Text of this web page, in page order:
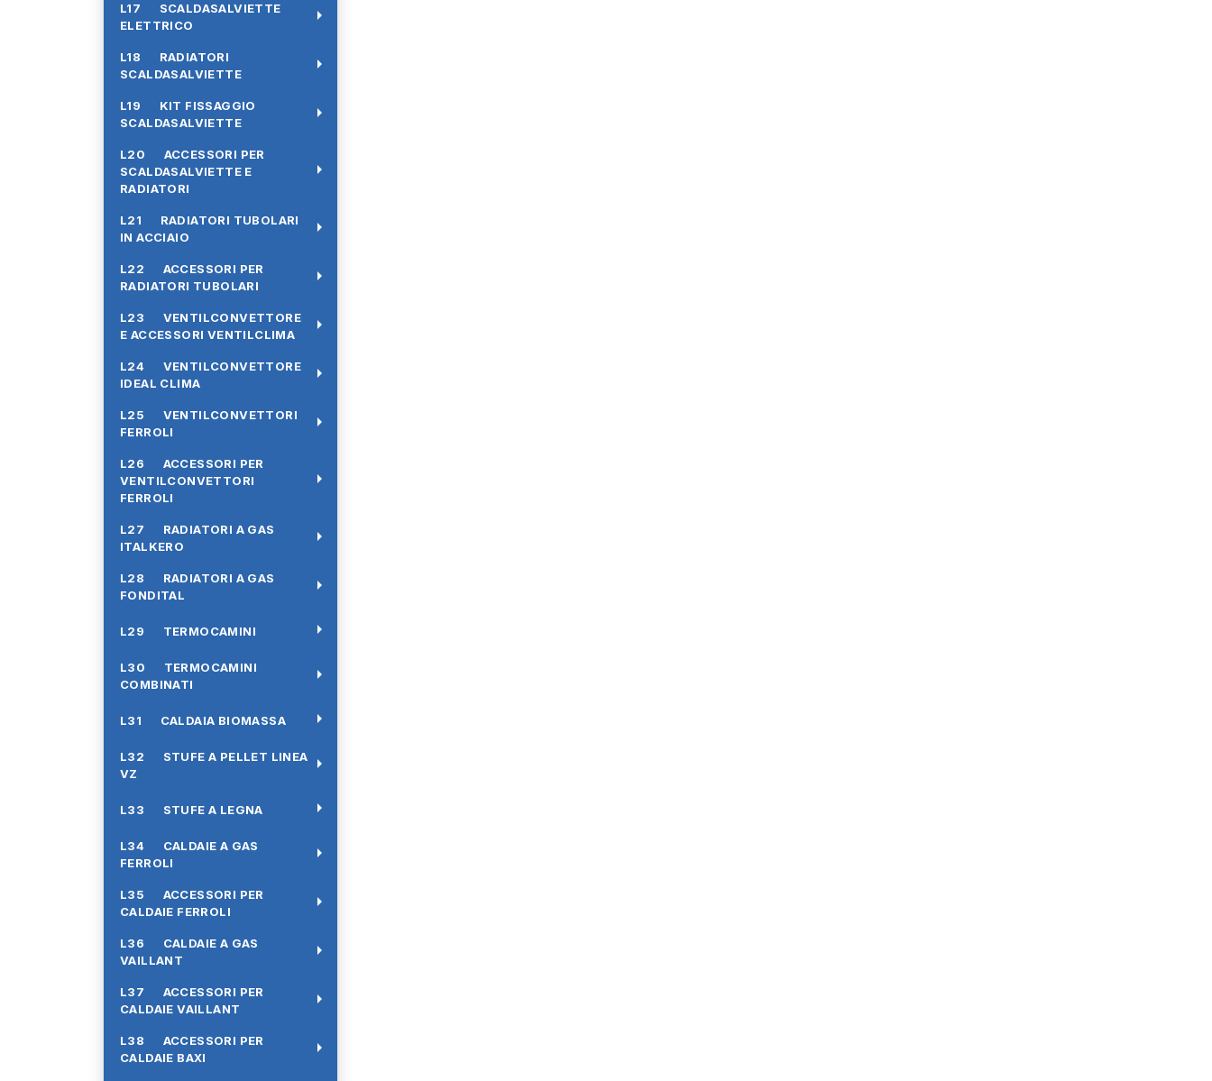
L17 SCALDASALVIETTE
ELETTRICO
arrow_right
L18 RADIATORI
SCALDASALVIETTE
arrow_right
L19 KIT FISSAGGIO
SCALDASALVIETTE
arrow_right
L20 ACCESSORI PER
SCALDASALVIETTE E
RADIATORI
arrow_right
L21 RADIATORI TUBOLARI
IN ACCIAIO
arrow_right
L22 ACCESSORI PER
RADIATORI TUBOLARI
arrow_right
L23 VENTILCONVETTORE
E ACCESSORI VENTILCLIMA
arrow_right
L24 VENTILCONVETTORE
IDEAL CLIMA
arrow_right
L25 VENTILCONVETTORI
FERROLI
arrow_right
L26 ACCESSORI PER
VENTILCONVETTORI
FERROLI
arrow_right
L27 RADIATORI A GAS
ITALKERO
arrow_right
L28 RADIATORI A GAS
FONDITAL
arrow_right
L29 TERMOCAMINI arrow_right
L30 TERMOCAMINI
COMBINATI
arrow_right
L31 CALDAIA BIOMASSA arrow_right
L32 STUFE A PELLET LINEA
VZ
arrow_right
L33 STUFE A LEGNA arrow_right
L34 CALDAIE A GAS
FERROLI
arrow_right
L35 ACCESSORI PER
CALDAIE FERROLI
arrow_right
L36 CALDAIE A GAS
VAILLANT
arrow_right
L37 ACCESSORI PER
CALDAIE VAILLANT
arrow_right
L38 ACCESSORI PER
CALDAIE BAXI
arrow_right